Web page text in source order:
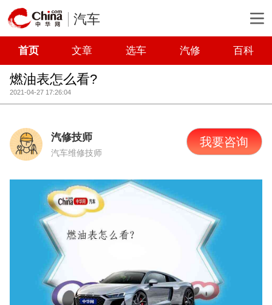
汽车
首页 文章 选车 汽修 百科
燃油表怎么看?
2021-04-27 17:26:04
汽修技师
汽车维修技师
我要咨询